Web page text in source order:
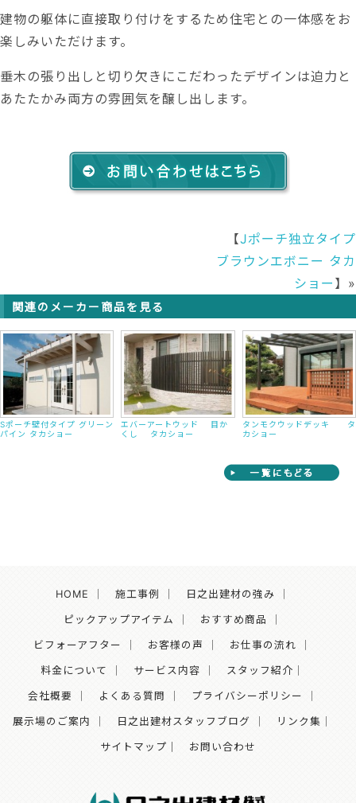
建物の躯体に直接取り付けをするため住宅との一体感をお
楽しみいただけます。
垂木の張り出しと切り欠きにこだわったデザインは迫力と
あたたかみ両方の雰囲気を醸し出します。
【Jポーチ独立タイプ
ブラウンエボニー タカ
ショー 】»
関連のメーカー商品を見る
Sポーチ壁付タイプ グリーン
パイン タカショー
エバーアートウッド 目か
くし タカショー
タンモクウッドデッキ タ
カショー
HOME 施工事例 日之出建材の強み
ピックアップアイテム おすすめ商品
ビフォーアフター お客様の声 お仕事の流れ
料金について サービス内容 スタッフ紹介
会社概要 よくある質問 プライバシーポリシー
展示場のご案内 日之出建材スタッフブログ リンク集
サイトマップ｜ お問い合わせ